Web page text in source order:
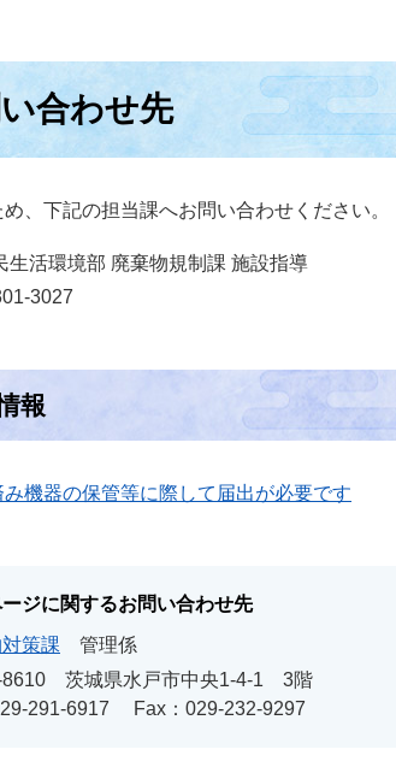
合わせ先
、下記の担当課へお問い合わせください。
生活環境部 廃棄物規制課 施設指導
3027
報
機器の保管等に際して届出が必要です
ジに関するお問い合わせ先
策課
管理係
茨城県水戸市中央1-4-1 3階
291-6917
Fax：029-232-9297